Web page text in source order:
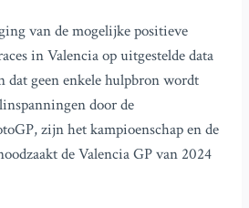
van de mogelijke positieve
in Valencia op uitgestelde data
dat geen enkele hulpbron wordt
door de
zijn het kampioenschap en de
de Valencia GP van 2024